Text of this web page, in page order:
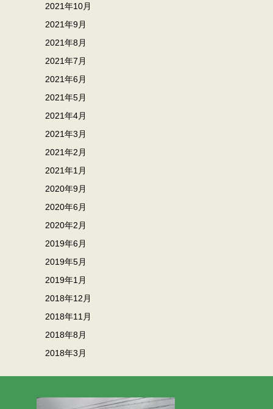
2021年10月
2021年9月
2021年8月
2021年7月
2021年6月
2021年5月
2021年4月
2021年3月
2021年2月
2021年1月
2020年9月
2020年6月
2020年2月
2019年6月
2019年5月
2019年1月
2018年12月
2018年11月
2018年8月
2018年3月